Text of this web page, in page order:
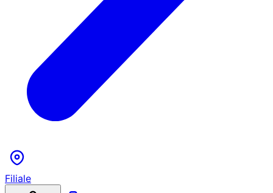
Filiale